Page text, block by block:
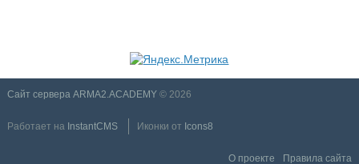
Сайт сервера ARMA2.ACADEMY© 2026
Работает на InstantCMS Иконки от Icons8
О проекте Правила сайта